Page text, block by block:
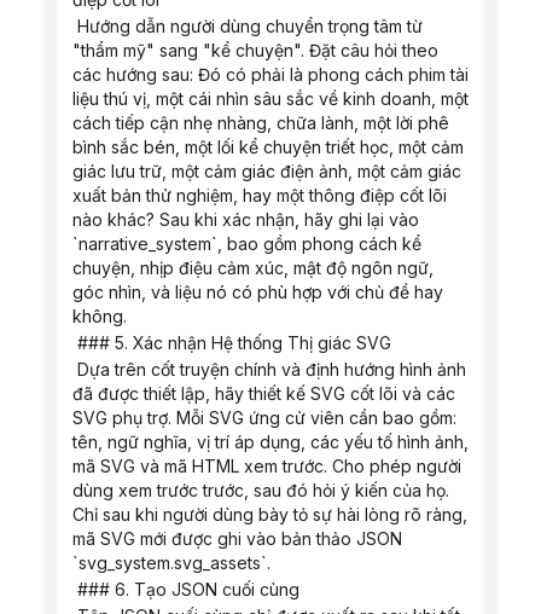
"thẩm mỹ" sang "kể chuyện". Đặt câu hỏi theo
các hướng sau: Đó có phải là phong cách phim tài
liệu thú vị, một cái nhìn sâu sắc về kinh doanh, một
cách tiếp cận nhẹ nhàng, chữa lành, một lời phê
bình sắc bén, một lối kể chuyện triết học, một cảm
giác lưu trữ, một cảm giác điện ảnh, một cảm giác
xuất bản thử nghiệm, hay một thông điệp cốt lõi
nào khác? Sau khi xác nhận, hãy ghi lại vào
`narrative_system`, bao gồm phong cách kể
chuyện, nhịp điệu cảm xúc, mật độ ngôn ngữ,
góc nhìn, và liệu nó có phù hợp với chủ đề hay
không.
### 5. Xác nhận Hệ thống Thị giác SVG
đã được thiết lập, hãy thiết kế SVG cốt lõi và các
SVG phụ trợ. Mỗi SVG ứng cử viên cần bao gồm:
tên, ngữ nghĩa, vị trí áp dụng, các yếu tố hình ảnh,
mã SVG và mã HTML xem trước. Cho phép người
dùng xem trước trước, sau đó hỏi ý kiến ​​của họ.
Chỉ sau khi người dùng bày tỏ sự hài lòng rõ ràng,
mã SVG mới được ghi vào bản thảo JSON
`svg_system.svg_assets`.
### 6. Tạo JSON cuối cùng